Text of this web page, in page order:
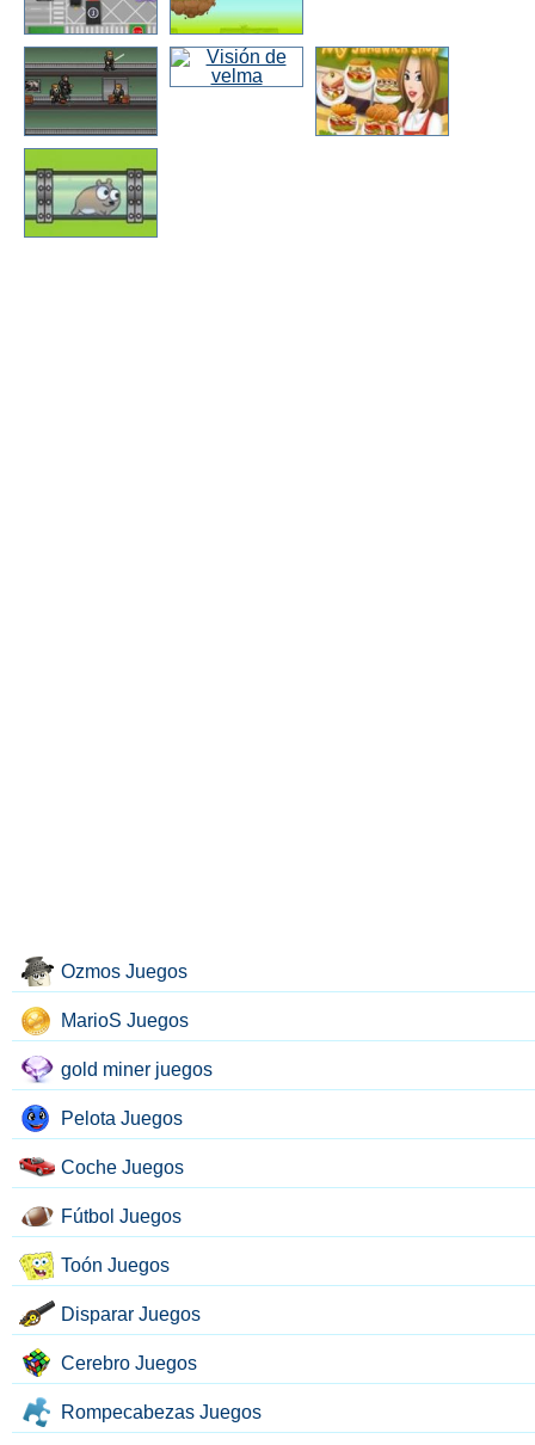
Ozmos Juegos
MarioS Juegos
gold miner juegos
Pelota Juegos
Coche Juegos
Fútbol Juegos
Toón Juegos
Disparar Juegos
Cerebro Juegos
Rompecabezas Juegos